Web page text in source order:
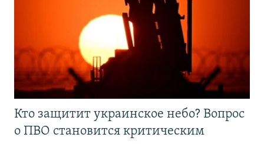
Кто защитит украинское небо? Вопрос
о ПВО становится критическим